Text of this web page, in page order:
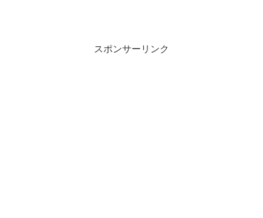
スポンサーリンク